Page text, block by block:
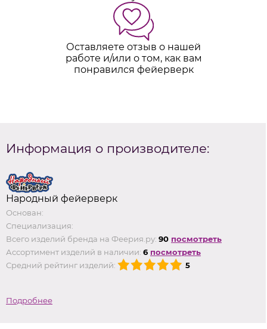
Оставляете отзыв о нашей
работе и/или о том, как вам
понравился фейерверк
Информация о производителе:
Народный фейерверк
Основан:
Специализация:
Всего изделий бренда на Феерия.ру: 90 посмотреть
Ассортимент изделий в наличии: 6 посмотреть
Средний рейтинг изделий:
5
Подробнее